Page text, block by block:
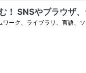
！ SNSやブラウザ
ーク、ライブラリ、言語